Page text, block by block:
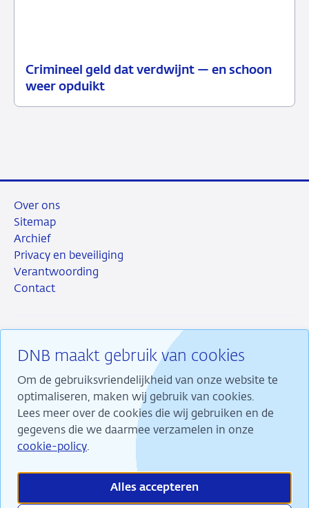
Crimineel geld dat verdwijnt — en schoon
weer opduikt
01
Podcast
DNB maakt gebruik van cookies
Om de gebruiksvriendelijkheid van onze website te
optimaliseren, maken wij gebruik van cookies.
Lees meer over de cookies die wij gebruiken en de
gegevens die we daarmee verzamelen in onze
cookie-policy.
Alles accepteren
Over ons
Sitemap
Archief
Privacy en beveiliging
Verantwoording
Contact
RSS InstagramLinkedin
X
Wij maken ons sterk voor financiële stabiliteit en
dragen daarmee bij aan duurzame welvaart in